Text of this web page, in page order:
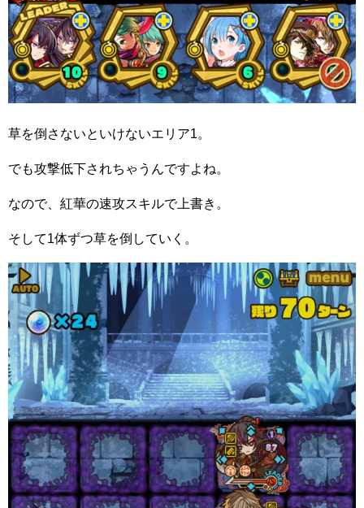
草を倒さないといけないエリア1。
でも攻撃低下されちゃうんですよね。
なので、紅華の速攻スキルで上書き。
そして1体ずつ草を倒していく。